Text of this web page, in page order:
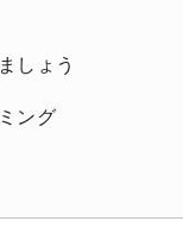
しょう
ング